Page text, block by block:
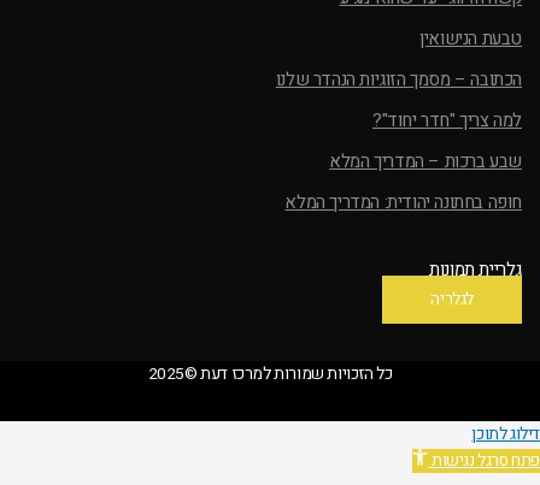
טבעת הנישואין
הכתובה – מסמך הזוגיות הנהדר שלנו
למה צריך "חדר יחוד"?
שבע ברכות – המדריך המלא
חופה בחתונה יהודית: המדריך המלא
גלריית תמונות
לגלריה
כל הזכויות שמורות למרכז דעת ©2025
דילוג לתוכן
פתח סרגל נגישות